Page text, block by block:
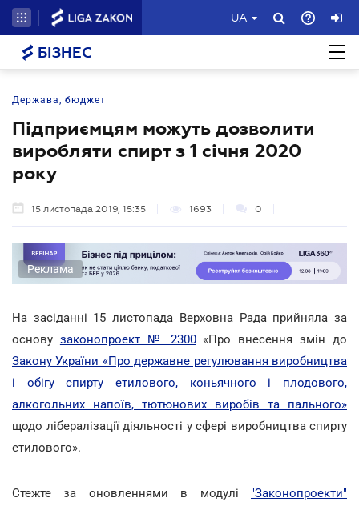
UA
БІЗНЕС
Держава, бюджет
Підприємцям можуть дозволити
виробляти спирт з 1 січня 2020
року
15 листопада 2019, 15:35 1693 0
Реклама
На засіданні 15 листопада Верховна Рада прийняла за
основу законопроект № 2300«Про внесення змін до
Закону України «Про державне регулювання виробництва
і обігу спирту етилового, коньячного і плодового,
алкогольних напоїв, тютюнових виробів та пального»
щодо лібералізації діяльності у сфері виробництва спирту
етилового».
Стежте за оновленнями в модулі "Законопроекти"